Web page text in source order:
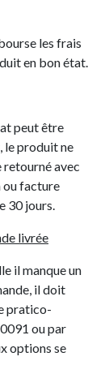
les frais
en bon état.
peut être
le produit ne
avec
ou facture
30 jours.
livrée
il manque un
il doit
pratico-
ou par
options se